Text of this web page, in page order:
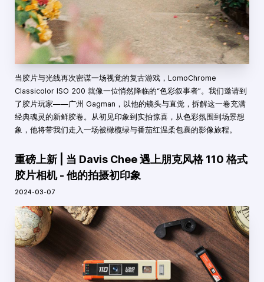
当胶片与光线再次密谋一场视觉的复古游戏，LomoChrome
Classicolor ISO 200 就像一位悄然降临的“色彩叙事者”。我们邀请到
了胶片玩家——广州 Gagman，以他的镜头与直觉，拆解这一卷充满
经典魂灵的新鲜胶卷。从初见印象到实拍惊喜，从色彩氛围到场景想
象，他将带我们走入一场被橄榄绿与番茄红温柔包裹的影像旅程。
重磅上新 | 当 Davis Chee 遇上朋克风格 110 格式
胶片相机 - 他的拍摄初印象
2024-03-07